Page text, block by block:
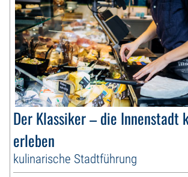
Der Klassiker – die Innenstadt
erleben
kulinarische Stadtführung